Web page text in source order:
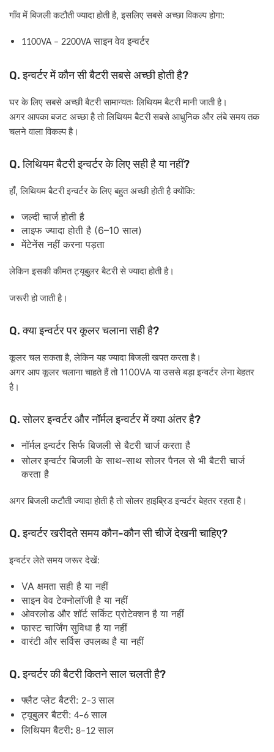
गाँव में बिजली कटौती ज्यादा होती है,इसलिए सबसे अच्छा विकल्प होगा:
1100VA – 2200VAसाइन वेव इन्वर्टर
Q.इन्वर्टर में कौन सी बैटरी सबसे अच्छी होती है?
घर के लिए सबसे अच्छी बैटरी सामान्यतः लिथियम बैटरी मानी जाती है।
अगर आपका बजट अच्छा है तो लिथियम बैटरी सबसे आधुनिक और लंबे समय तक
चलने वाला विकल्प है।
Q.लिथियम बैटरी इन्वर्टर के लिए सही है या नहीं?
हाँ,लिथियम बैटरी इन्वर्टर के लिए बहुत अच्छी होती है क्योंकि:
जल्दी चार्ज होती है
लाइफ ज्यादा होती है (6–10साल)
मेंटेनेंस नहीं करना पड़ता
लेकिन इसकी कीमत ट्यूबुलर बैटरी से ज्यादा होती है।
जरूरी हो जाती है।
Q.क्या इन्वर्टर पर कूलर चलाना सही है?
कूलर चल सकता है,लेकिन यह ज्यादा बिजली खपत करता है।
अगर आप कूलर चलाना चाहते हैं तो 1100VAया उससे बड़ा इन्वर्टर लेना बेहतर
है।
Q.सोलर इन्वर्टर और नॉर्मल इन्वर्टर में क्या अंतर है?
नॉर्मल इन्वर्टर सिर्फ बिजली से बैटरी चार्ज करता है
सोलर इन्वर्टर बिजली के साथ-साथ सोलर पैनल से भी बैटरी चार्ज
करता है
अगर बिजली कटौती ज्यादा होती है तो सोलर हाइब्रिड इन्वर्टर बेहतर रहता है।
Q.इन्वर्टर खरीदते समय कौन-कौन सी चीजें देखनी चाहिए?
इन्वर्टर लेते समय जरूर देखें:
VA क्षमता सही है या नहीं
साइन वेव टेक्नोलॉजी है या नहीं
ओवरलोड और शॉर्ट सर्किट प्रोटेक्शन है या नहीं
फास्ट चार्जिंग सुविधा है या नहीं
वारंटी और सर्विस उपलब्ध है या नहीं
Q.इन्वर्टर की बैटरी कितने साल चलती है?
फ्लैट प्लेट बैटरी: 2–3साल
ट्यूबुलर बैटरी: 4–6साल
लिथियम बैटरी: 8–12साल